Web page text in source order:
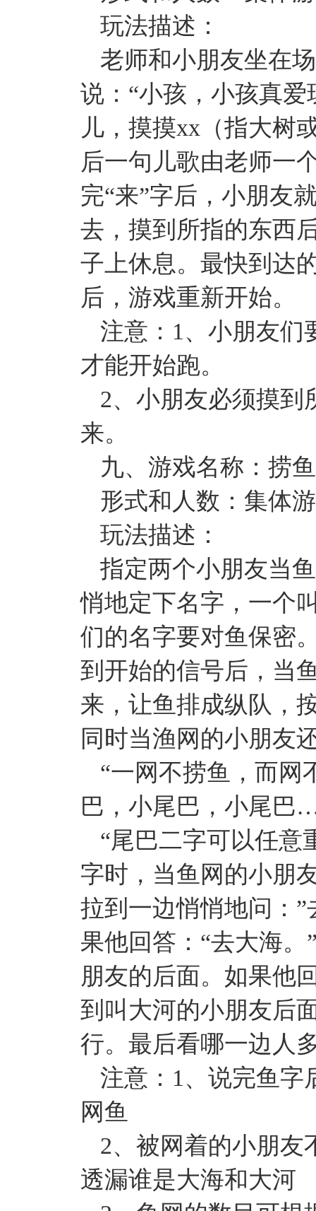
玩法描述：
老师和小朋友坐在
说：“小孩，小孩真
儿，摸摸xx（指大树
后一句儿歌由老师一
完“来”字后，小朋友
去，摸到所指的东西
子上休息。最快到达
后，游戏重新开始。
注意：1、小朋友们
才能开始跑。
2、小朋友必须摸到
来。
九、游戏名称：捞鱼
形式和人数：集体
玩法描述：
指定两个小朋友当
悄地定下名字，一个
们的名字要对鱼保密
到开始的信号后，当
来，让鱼排成纵队，
同时当渔网的小朋友
“一网不捞鱼，而网
巴，小尾巴，小尾
“尾巴二字可以任意
字时，当鱼网的小朋
拉到一边悄悄地问：
果他回答：“去大海
朋友的后面。如果他
到叫大河的小朋友后
行。最后看哪一边人
注意：1、说完鱼字
网鱼
2、被网着的小朋友
透漏谁是大海和大河